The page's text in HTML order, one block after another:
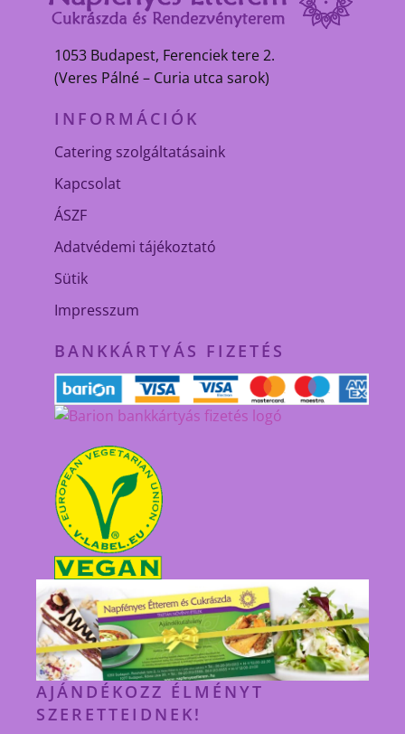
1053 Budapest, Ferenciek tere 2.
(Veres Pálné – Curia utca sarok)
INFORMÁCIÓK
Catering szolgáltatásaink
Kapcsolat
ÁSZF
Adatvédemi tájékoztató
Sütik
Impresszum
BANKKÁRTYÁS FIZETÉS
AJÁNDÉKOZZ ÉLMÉNYT
SZERETTEIDNEK!